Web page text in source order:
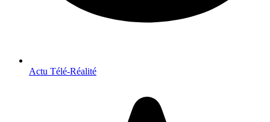
Actu Télé-Réalité